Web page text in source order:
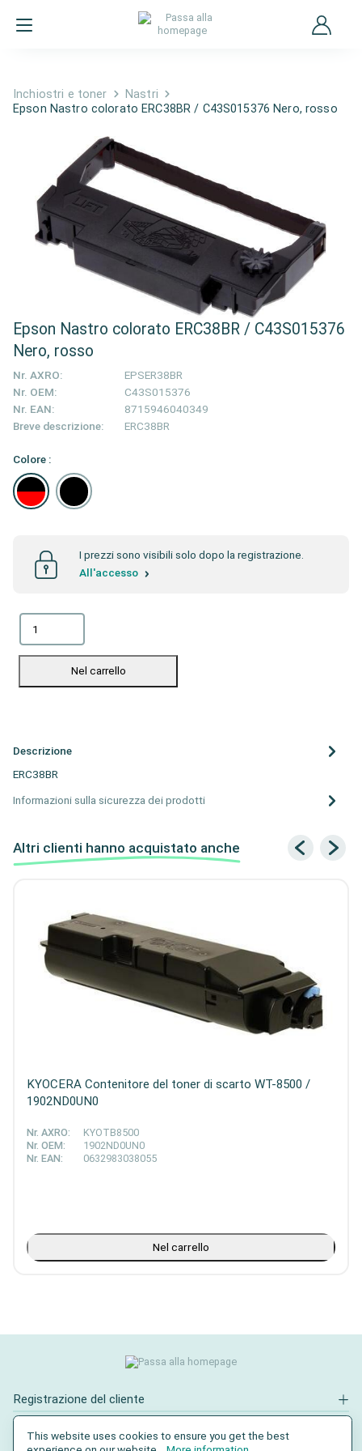
Inchiostri e toner
Nastri
Epson Nastro colorato ERC38BR / C43S015376 Nero, rosso
Epson Nastro colorato ERC38BR / C43S015376
Nero, rosso
Nr. AXRO:
EPSER38BR
Nr. OEM:
C43S015376
Nr. EAN:
8715946040349
Breve descrizione:
ERC38BR
Colore :
I prezzi sono visibili solo dopo la registrazione.
All'accesso
Nel carrello
Descrizione
ERC38BR
Informazioni sulla sicurezza dei prodotti
Altri clienti hanno acquistato anche
KYOCERA Contenitore del toner di scarto WT-8500 /
1902ND0UN0
Nr. AXRO:
KYOTB8500
Nr. OEM:
1902ND0UN0
Nr. EAN:
0632983038055
Nel carrello
Registrazione del cliente
Contatto
This website uses cookies to ensure you get the best